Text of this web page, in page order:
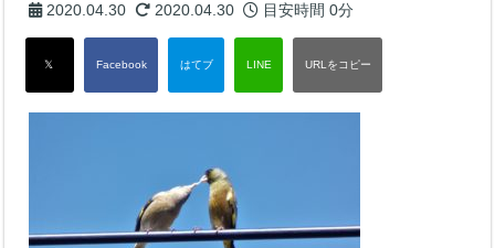
2020.04.30 2020.04.30 目安時間0分